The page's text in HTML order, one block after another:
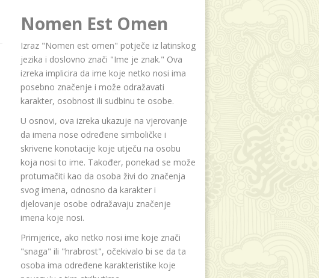
Nomen Est Omen
Izraz "Nomen est omen" potječe iz latinskog
jezika i doslovno znači "Ime je znak." Ova
izreka implicira da ime koje netko nosi ima
posebno značenje i može odražavati
karakter, osobnost ili sudbinu te osobe.
U osnovi, ova izreka ukazuje na vjerovanje
da imena nose određene simboličke i
skrivene konotacije koje utječu na osobu
koja nosi to ime. Također, ponekad se može
protumačiti kao da osoba živi do značenja
svog imena, odnosno da karakter i
djelovanje osobe odražavaju značenje
imena koje nosi.
Primjerice, ako netko nosi ime koje znači
"snaga" ili "hrabrost", očekivalo bi se da ta
osoba ima određene karakteristike koje